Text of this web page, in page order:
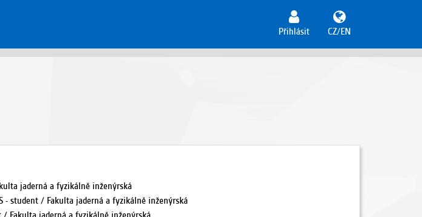
Přihlásit CZ/EN
jaderná a fyzikálně inženýrská
- student / Fakulta jaderná a fyzikálně inženýrská